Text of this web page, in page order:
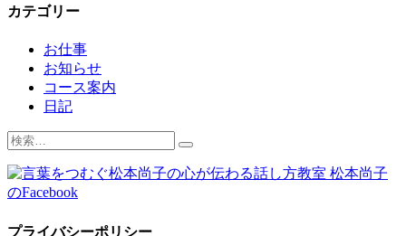
カテゴリー
お仕事
お知らせ
コース案内
日記
検
プライバシーポリシー